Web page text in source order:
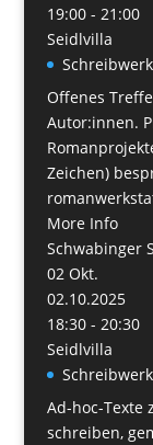
19:00 - 21:00
Seidlvilla
Offenes
Autor:innen.
Zeichen)
More Info
Schwabinger
02 Okt.
02.10.2025
18:30 - 20:30
Seidlvilla
Ad-hoc-Texte
schreiben,